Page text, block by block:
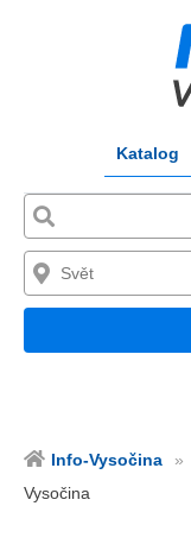
Katalog
Info-Vysočina
Vysočina